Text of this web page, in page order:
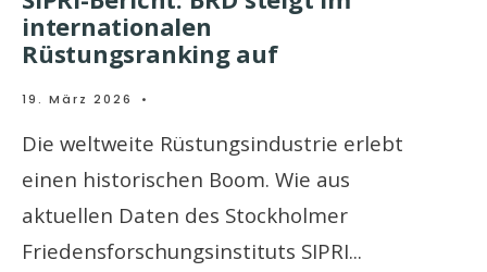
internationalen
Rüstungsranking auf
19. März 2026 •
Die weltweite Rüstungsindustrie erlebt
einen historischen Boom. Wie aus
aktuellen Daten des Stockholmer
Friedensforschungsinstituts SIPRI...